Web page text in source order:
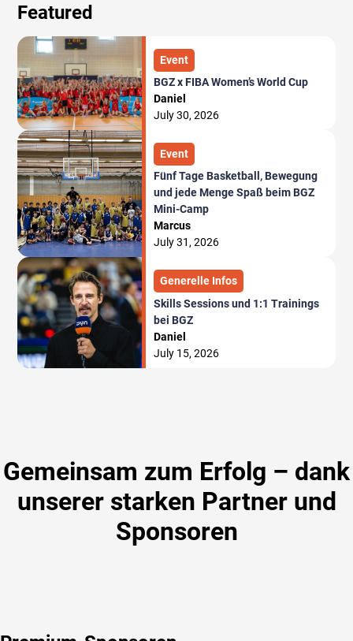
Featured
Event
BGZ x FIBA Women’s World Cup
Daniel
July 30, 2026
Event
Fünf Tage Basketball, Bewegung
und jede Menge Spaß beim BGZ
Mini-Camp
Marcus
July 31, 2026
Generelle Infos
Skills Sessions und 1:1 Trainings
bei BGZ
Daniel
July 15, 2026
Gemeinsam zum Erfolg – dank
unserer starken Partner und
Sponsoren